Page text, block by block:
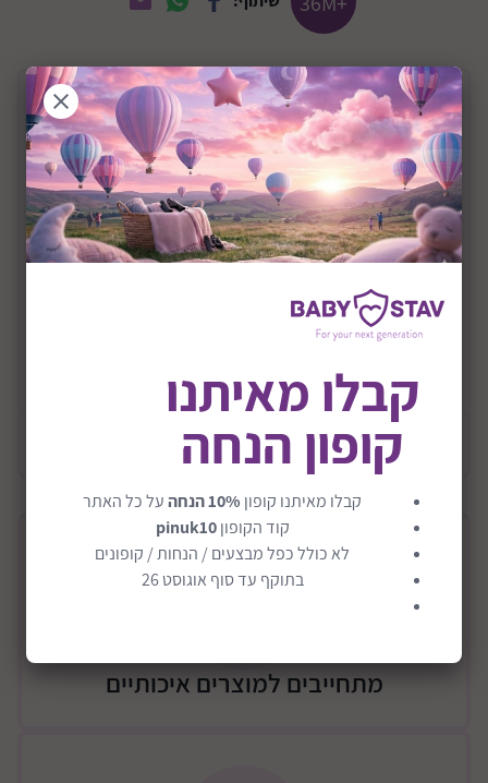
תיאור המוצר
קסדה ראס מוהק לגיל 5 ומעלה דגם טי רקס חדש
הקסדה המגניבה לילדים בעיצוב 3D של מוהוק מגניב שנותן
מראה קשוח, עם גרפיקה של שודד ים, תעזור לכם עם
הבעיה של לגרום לילד לחבוש קסדה. הקסדות של Raskullz
מעניקות מראה מגניב וחדשני שיגרום לילדיכם לסובב
ראשים במגרשי הרכיבה.
חלקה הפנימי של הקסדה מעוצב לבלימת זעזועים
עומד בתקני בטיחות אמריקאים מחמירים
פתחי אוורור אווירודינמיים לקירור הראש
רצועות מתכווננות לאבטחת הקסדה על הראש
קרא עוד
מידע כללי
מתחייבים למוצרים איכותיים
קבלו מאיתנו
קופון הנחה
קבלו מאיתנו קופון 10% הנחה
על כל האתר
קוד הקופוןpinuk10
לא כולל כפל מבצעים / הנחות / קופונים
בתוקף עד סוף אוגוסט 26